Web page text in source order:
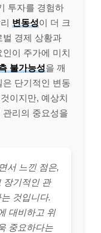
투자를 경험하
변동성이 더 크
벌 경제 상황과
이 주가에 미치
불가능성을 깨
단기적인 변동
이지만, 예상치
리의 중요성을
서 느낀 점은,
장기적인 관
것입니다.
대비하고 위
중요하다는